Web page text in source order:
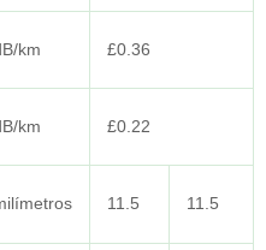
km £0.36
km £0.22
11.5 11.5